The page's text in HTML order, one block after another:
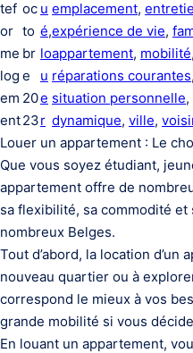
tef
or
me
log
em
ent
oc
to
br
e
20
23
u
é ,
lo
u
e
r
emplacement,
expérience de vie,
appartement, mobilité,
réparations courantes,
situation personnelle,
dynamique, ville,
Louer un appartement : Le
Que vous soyez étudiant,
appartement offre de
sa flexibilité, sa commodité
nombreux Belges.
Tout d’abord, la location
nouveau quartier ou à
correspond le mieux à vos
grande mobilité si vous
En louant un appartement,